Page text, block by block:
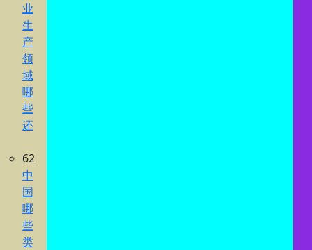
业
生
产
领
域
哪
些
还
62
中
国
哪
些
类